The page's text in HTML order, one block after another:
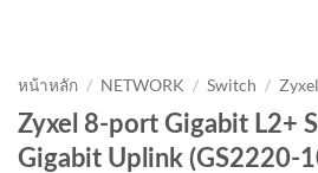
หน้าหลัก / NETWORK / Switch / Zyxel
Zyxel 8-port Gigabit L2+
Gigabit Uplink (GS2220-